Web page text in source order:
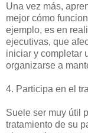
Una vez más,
mejor cómo
ejemplo, es en
ejecutivas, que
iniciar y completar
organizarse a
4. Participa en el
Suele ser muy útil
tratamiento de su